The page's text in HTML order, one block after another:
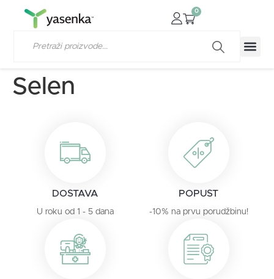
0
Selen
DOSTAVA
U roku od 1 - 5 dana
POPUST
-10% na prvu porudžbinu!